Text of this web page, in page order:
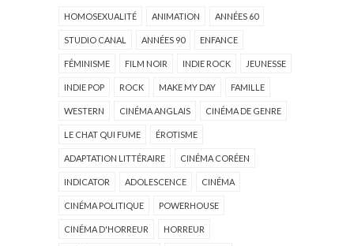
HOMOSEXUALITÉ ANIMATION ANNÉES 60
STUDIO CANAL ANNÉES 90 ENFANCE
FÉMINISME FILM NOIR INDIE ROCK JEUNESSE
INDIE POP ROCK MAKE MY DAY FAMILLE
WESTERN CINÉMA ANGLAIS CINÉMA DE GENRE
LE CHAT QUI FUME ÉROTISME
ADAPTATION LITTÉRAIRE CINÉMA CORÉEN
INDICATOR ADOLESCENCE CINÉMA
CINÉMA POLITIQUE POWERHOUSE
CINÉMA D'HORREUR HORREUR